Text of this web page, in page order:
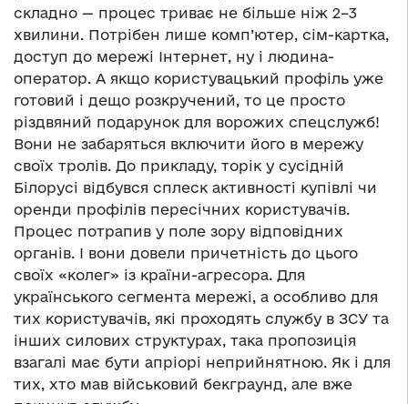
складно — процес триває не більше ніж 2–3
хвилини. Потрібен лише комп’ютер, сім-картка,
доступ до мережі Інтернет, ну і людина-
оператор. А якщо користувацький профіль уже
готовий і дещо розкручений, то це просто
різдвяний подарунок для ворожих спецслужб!
Вони не забаряться включити його в мережу
своїх тролів. До прикладу, торік у сусідній
Білорусі відбувся сплеск активності купівлі чи
оренди профілів пересічних користувачів.
Процес потрапив у поле зору відповідних
органів. І вони довели причетність до цього
своїх «колег» із країни-агресора. Для
українського сегмента мережі, а особливо для
тих користувачів, які проходять службу в ЗСУ та
інших силових структурах, така пропозиція
взагалі має бути апріорі неприйнятною. Як і для
тих, хто мав військовий бекграунд, але вже